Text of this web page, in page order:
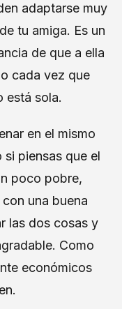
adaptarse muy
tu amiga. Es un
de que a ella
cada vez que
está sola.
en el mismo
piensas que el
poco pobre,
una buena
las dos cosas y
Como
económicos